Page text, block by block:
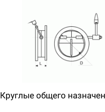
Круглые общего